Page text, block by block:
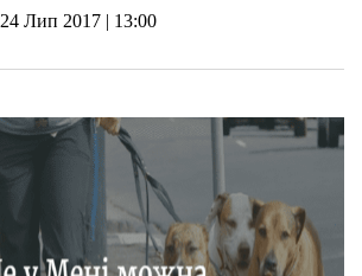
24 Лип 2017 | 13:00